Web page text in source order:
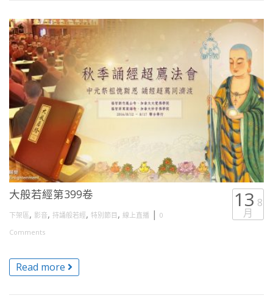
大般若經第399卷
下架區, 影音, 持誦般若經, 特別節目 , 線上直播 | 0
Comments
13 8
月
Read more